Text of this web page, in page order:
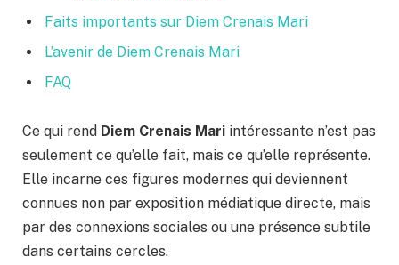
Faits importants sur Diem Crenais Mari
L’avenir de Diem Crenais Mari
FAQ
Ce qui rend Diem Crenais Mari intéressante n’est pas
seulement ce qu’elle fait, mais ce qu’elle représente.
Elle incarne ces figures modernes qui deviennent
connues non par exposition médiatique directe, mais
par des connexions sociales ou une présence subtile
dans certains cercles.